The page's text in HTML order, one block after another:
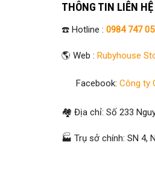
THÔNG TIN LIÊN HỆ
☎️ Hotline : 0984 747
🌎 Web : Rubyhouse
Facebook: Công ty
🏘 Địa chỉ: Số 233
🏭 Trụ sở chính: SN 4,